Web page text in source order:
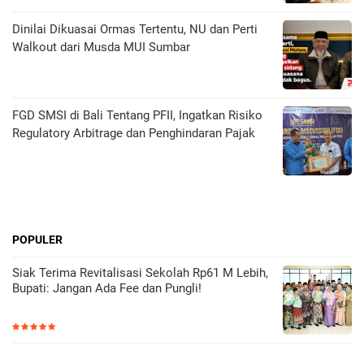
Dinilai Dikuasai Ormas Tertentu, NU dan Perti
Walkout dari Musda MUI Sumbar
FGD SMSI di Bali Tentang PFII, Ingatkan Risiko
Regulatory Arbitrage dan Penghindaran Pajak
POPULER
Siak Terima Revitalisasi Sekolah Rp61 M Lebih,
Bupati: Jangan Ada Fee dan Pungli!